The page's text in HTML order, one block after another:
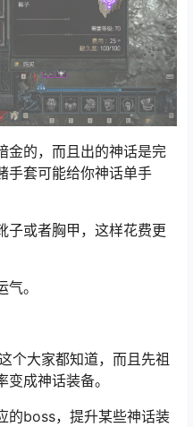
金的，而且出的神话是完
手套可能给你神话单手
子或者胸甲，这样花费更
。
个大家都知道，而且先祖
成神话装备。
的boss，提升某些神话装